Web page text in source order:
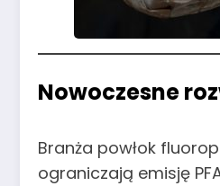
Nowoczesne
Branża powłok
ograniczają emisję